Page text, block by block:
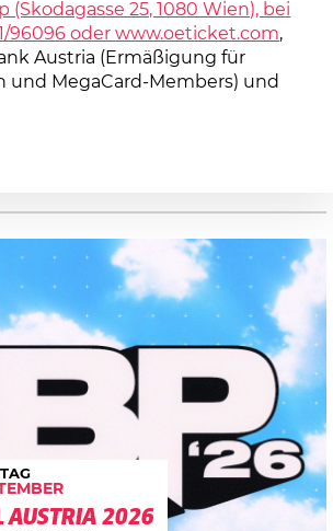
(Skodagasse 25, 1080 Wien), bei
96096 oderwww.oeticket.com,
Austria (Ermäßigung für
und MegaCard-Members) und
AUSTRIA 2026